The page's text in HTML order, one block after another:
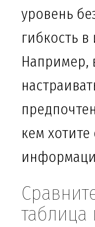
уровень
гибкость
Например,
кем